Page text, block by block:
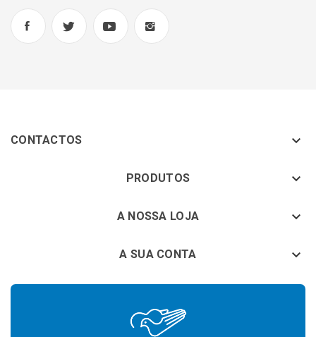
CONTACTOS 
PRODUTOS keyboard_arrow_down
A NOSSA LOJA keyboard_arrow_down
A SUA CONTA 